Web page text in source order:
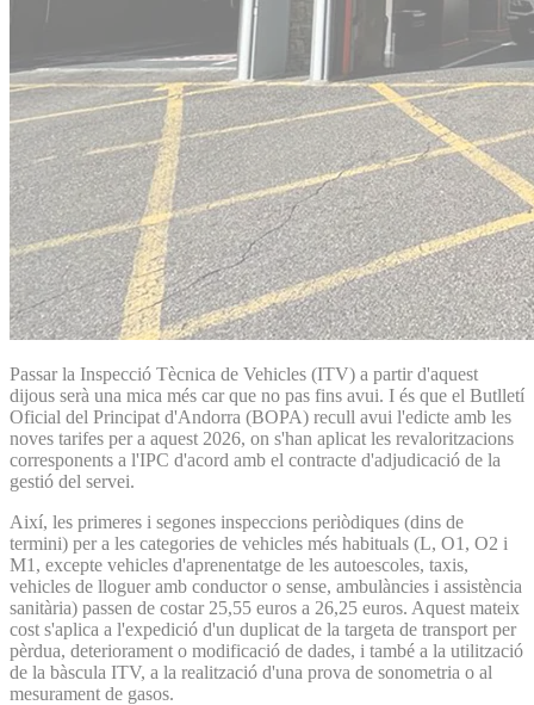
Passar la Inspecció Tècnica de Vehicles (ITV) a partir d'aquest
dijous serà una mica més car que no pas fins avui. I és que el Butlletí
Oficial del Principat d'Andorra (BOPA) recull avui l'edicte amb les
noves tarifes per a aquest 2026, on s'han aplicat les revaloritzacions
corresponents a l'IPC d'acord amb el contracte d'adjudicació de la
gestió del servei.
Així, les primeres i segones inspeccions periòdiques (dins de
termini) per a les categories de vehicles més habituals (L, O1, O2 i
M1, excepte vehicles d'aprenentatge de les autoescoles, taxis,
vehicles de lloguer amb conductor o sense, ambulàncies i assistència
sanitària) passen de costar 25,55 euros a 26,25 euros. Aquest mateix
cost s'aplica a l'expedició d'un duplicat de la targeta de transport per
pèrdua, deteriorament o modificació de dades, i també a la utilització
de la bàscula ITV, a la realització d'una prova de sonometria o al
mesurament de gasos.